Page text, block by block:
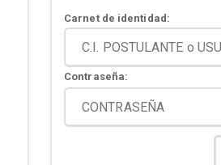
Carnet de identidad:
Contraseña: